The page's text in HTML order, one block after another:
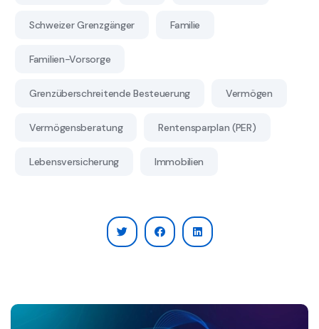
Schweizer Grenzgänger Familie
Familien-Vorsorge
Grenzüberschreitende Besteuerung Vermögen
Vermögensberatung Rentensparplan (PER)
Lebensversicherung Immobilien